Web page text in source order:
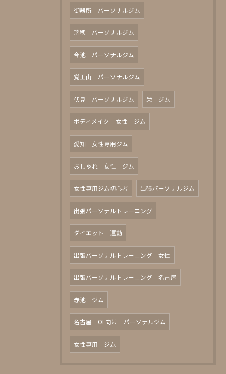
御器所 パーソナルジム
瑞穂 パーソナルジム
今池 パーソナルジム
覚王山 パーソナルジム
伏見 パーソナルジム 栄 ジム
ボディメイク 女性 ジム
愛知 女性専用ジム
おしゃれ 女性 ジム
女性専用ジム初心者 出張パーソナルジム
出張パーソナルトレーニング
ダイエット 運動
出張パーソナルトレーニング 女性
出張パーソナルトレーニング 名古屋
赤池 ジム
名古屋 OL向け パーソナルジム
女性専用 ジム